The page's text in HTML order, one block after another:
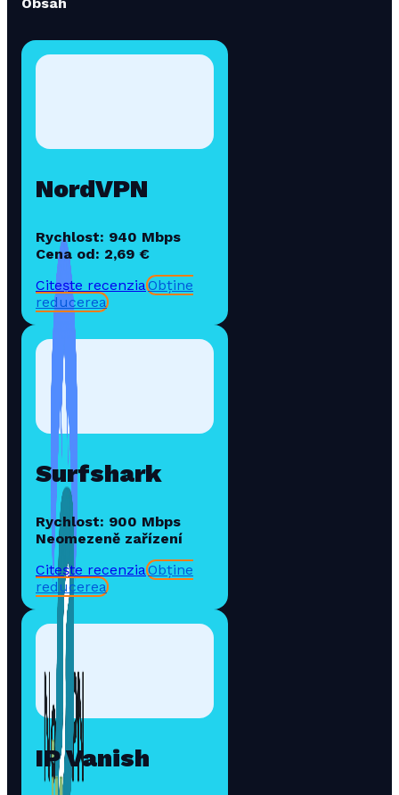
NordVPN
Rychlost: 940 Mbps
Cena od: 2,69 €
Citește recenziaObține
reducerea
Surfshark
Rychlost: 900 Mbps
Neomezeně zařízení
Citește recenziaObține
reducerea
IP Vanish